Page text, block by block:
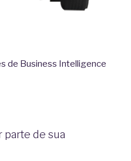
de Business Intelligence
parte de sua